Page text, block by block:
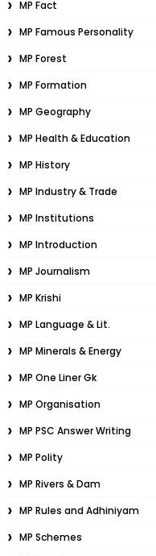
MP Fact
MP Famous Personality
MP Forest
MP Formation
MP Geography
MP Health & Education
MP History
MP Industry & Trade
MP Institutions
MP Introduction
MP Journalism
MP Krishi
MP Language & Lit.
MP Minerals & Energy
MP One Liner Gk
MP Organisation
MP PSC Answer Writing
MP Polity
MP Rivers & Dam
MP Rules and Adhiniyam
MP Schemes